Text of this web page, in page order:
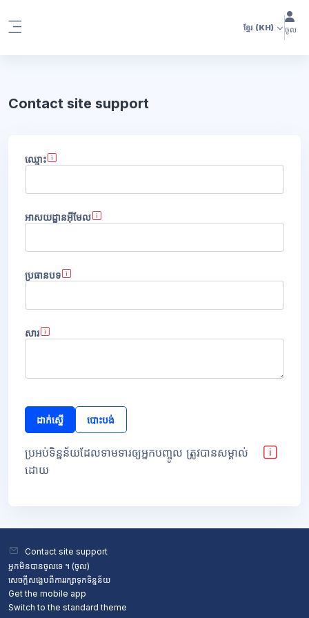
ខ្មែរ (KH) ចូល
Contact site support
ឈ្មោះ
អាសយដ្ឋានអ៊ីមែល
ប្រធានបទ
សារ
Form actions
ប្រអប់ទិន្នន័យដែលទាមទារឲ្យអ្នកបញ្ចូល ត្រូវបានសម្គាល់
ដោយ
ប្លុក
Contact site support
អ្នកមិនបានចូលទេ ។ (ចូល)
សេចក្តីសង្ខេបពីការរក្សាទុកទិន្នន័យ
Get the mobile app
Switch to the standard theme